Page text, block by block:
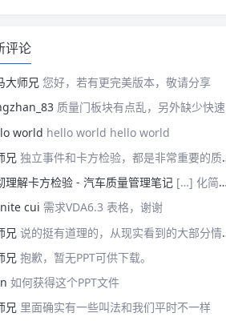
评论
大师兄 您好，若有更完美版本，敬请分享
质量门板块有点乱，另外缺少快速反应板块。
world hello world hello world
兄 独立事件和卡方检验，都是非常重要的质量管理概念，挺难理解的。
理解卡方检验 - 汽车质量管理笔记 […] 化简后的式子是我们在卡方检验中需要用到的式子，所以请大家牢记！对于上述式子有疑惑的读者可以学习基础的概率论，也可以参考我之前写的一篇关于独立的文章（《【直观数学】如何理解两事件间的独立关系》）。如果没有问题的话，我们可以进入到卡方检验原理与步骤的主体介绍部分！ […]
cui 需求VDA6.3 表格，谢谢
兄 说的挺有道理的，从现实看到的大部分情况，做技术的人都比较直，对技术的一丝不苟，容易在遇到需要展现管理能力的时候，就会表现出短板来。管理需要授权，更多应该思考团队、部门间，人员发展，对未来的变化做出应对等的能力。
兄 抱歉，暂无PPT可供下载。
如何获得这个PPT文件
兄 里面确实有一些叫法和我们平时不一样